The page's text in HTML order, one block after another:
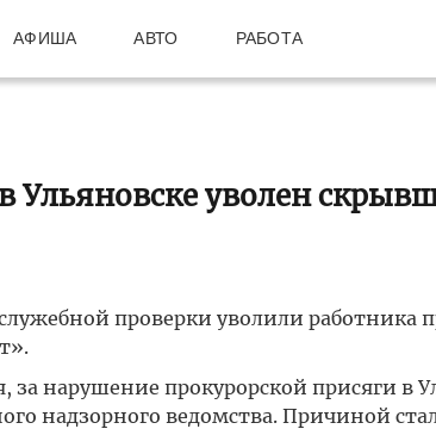
АФИША АВТО РАБОТА
Ульяновске уволен
проверки уволили работника
нарушение прокурорской присяги в
надзорного ведомства. Причиной